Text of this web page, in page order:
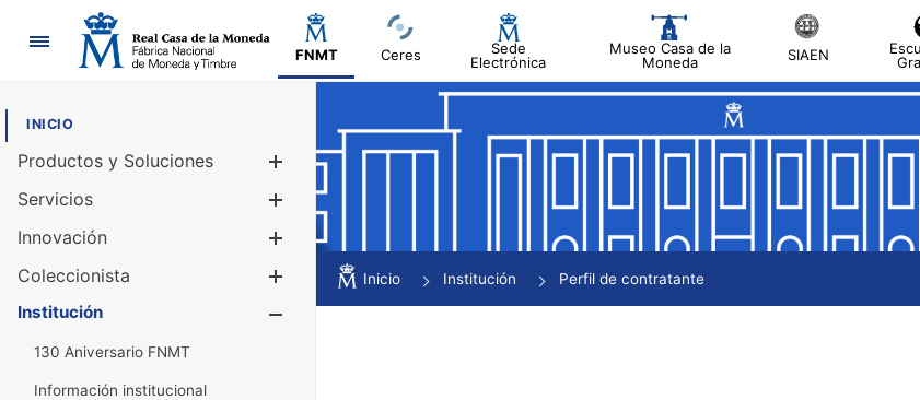
Navegación
FNMT Ceres
Sede
Electrónica
Museo Casa de la
Moneda
SIAEN
INICIO
Productos y Soluciones
Mostrar/Ocultar
Servicios
Innovación
Coleccionista
Mostrar/Ocultar
Institución
130 Aniversario FNMT
Información institucional
Inicio Institución Perfil de contratante